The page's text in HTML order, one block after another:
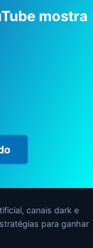
mostra
canais dark e
para ganhar